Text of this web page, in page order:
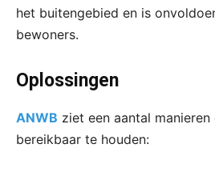
het buitengebied en is
bewoners.
Oplossingen
ANWB ziet een aantal
bereikbaar te houden: